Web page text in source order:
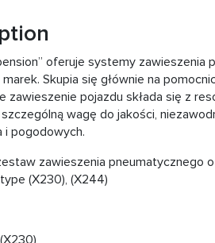
oferuje systemy
Skupia się głównie na
zawieszenie pojazdu składa się z
wagę do jakości,
i pogodowych.
zawieszenia pneumatycznego
(X230), (X244)